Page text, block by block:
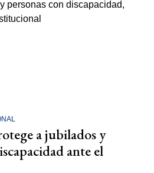
a jubilados y
ante el